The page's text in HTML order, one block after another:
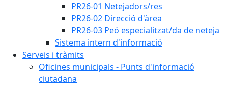
PR26-01 Netejadors/res
PR26-02 Direcció d'àrea
PR26-03 Peó especialitzat/da de neteja
Sistema intern d'informació
Serveis i tràmits
Oficines municipals - Punts d'informació
ciutadana